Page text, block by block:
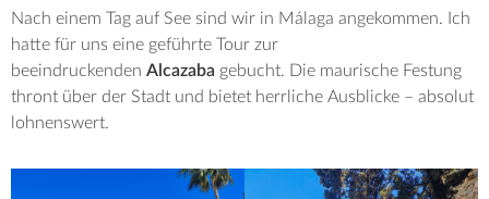
Nach einem Tag auf See sind wir in Málaga angekommen. Ich
hatte für uns eine geführte Tour zur
beeindruckenden Alcazaba gebucht. Die maurische Festung
thront über der Stadt und bietet herrliche Ausblicke – absolut
lohnenswert.